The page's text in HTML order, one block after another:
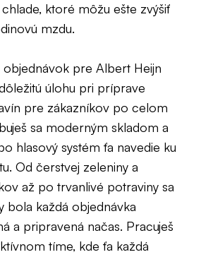
ktoré môžu ešte zvýšiť
mzdu.
pre Albert Heijn
úlohu pri príprave
pre zákazníkov po celom
sa moderným skladom a
hlasový systém ťa navedie ku
Od čerstvej zeleniny a
až po trvanlivé potraviny sa
bola každá objednávka
a pripravená načas. Pracuješ
tíme, kde ťa každá